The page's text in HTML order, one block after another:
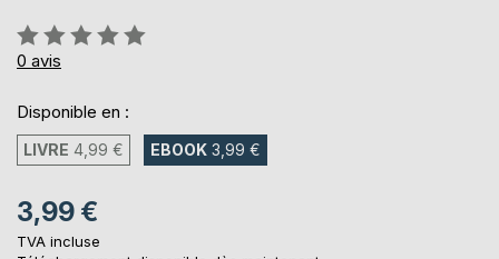
Évaluation:
0%
0 avis
Disponible en :
LIVRE 4,99 € EBOOK 3,99 €
3,99 €
TVA incluse